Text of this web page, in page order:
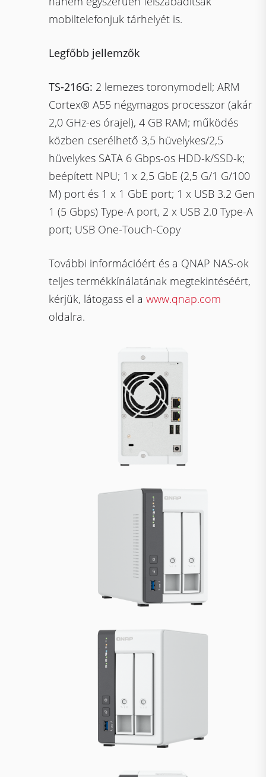
mobiltelefonjuk tárhelyét is.
Legfőbb jellemzők
TS-216G: 2 lemezes toronymodell; ARM
Cortex® A55 négymagos processzor (akár
2,0 GHz-es órajel), 4 GB RAM; működés
közben cserélhető 3,5 hüvelykes/2,5
hüvelykes SATA 6 Gbps-os HDD-k/SSD-k;
beépített NPU; 1 x 2,5 GbE (2,5 G/1 G/100
M) port és 1 x 1 GbE port; 1 x USB 3.2 Gen
1 (5 Gbps) Type-A port, 2 x USB 2.0 Type-A
port; USB One-Touch-Copy
További információért és a QNAP NAS-ok
teljes termékkínálatának megtekintéséért,
kérjük, látogass el awww.qnap.com
oldalra.